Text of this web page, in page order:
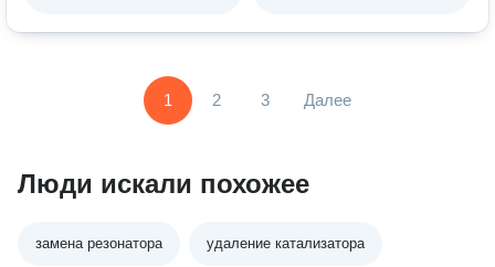
1 2 3 Далее
Люди искали похожее
замена резонатора удаление катализатора